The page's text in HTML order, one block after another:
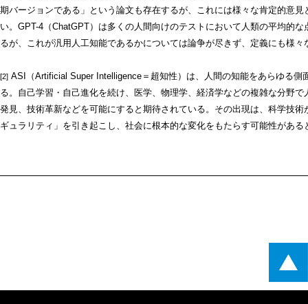
期バージョンである」という論文も存在するが、これには様々な肯定的意
い。GPT-4（ChatGPT）は多くの人間向けのテストにおいて人類の平均的
るが、これが汎用人工知能であるかについては論争が尽きず、定義にも様々
[2] ASI（Artificial Super Intelligence＝超知性）は、人間の知能をあらゆる側
る。自己学習・自己進化を続け、医学、物理学、経済学などの複雑な分野
発見、技術革新などを可能にすると期待されている。その出現は、科学技
ギュラリティ」を引き起こし、社会に根本的な変化をもたらす可能性がある